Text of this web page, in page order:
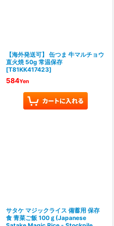
【海外発送可】 缶つま 牛マルチョウ
直火焼 50g 常温保存
[T81KK417423]
584Yen
サタケ マジックライス 備蓄用 保存
食 青菜ご飯 100ｇ(Japanese